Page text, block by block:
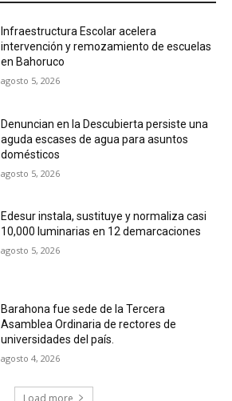
Infraestructura Escolar acelera
intervención y remozamiento de escuelas
en Bahoruco
agosto 5, 2026
Denuncian en la Descubierta persiste una
aguda escases de agua para asuntos
domésticos
agosto 5, 2026
Edesur instala, sustituye y normaliza casi
10,000 luminarias en 12 demarcaciones
agosto 5, 2026
Barahona fue sede de la Tercera
Asamblea Ordinaria de rectores de
universidades del país.
agosto 4, 2026
Load more